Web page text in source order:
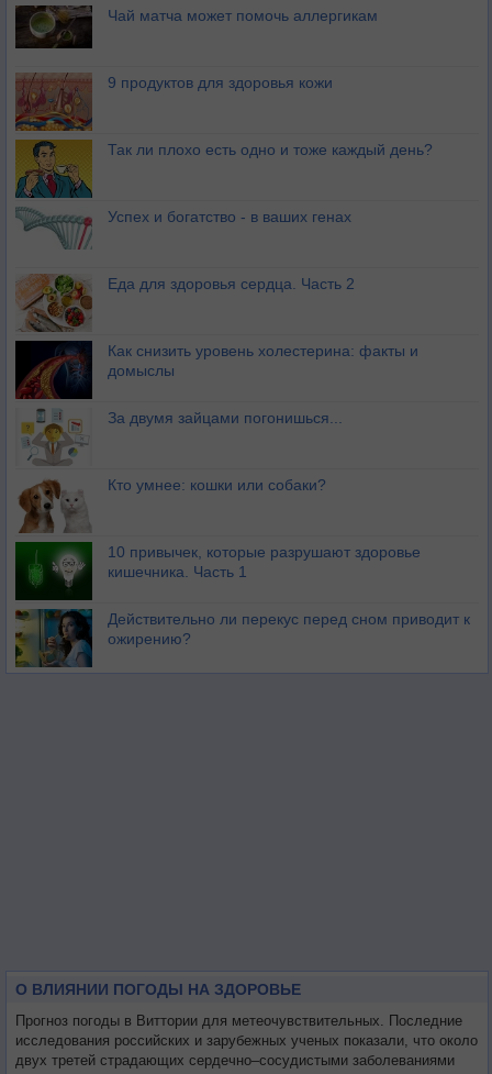
Чай матча может помочь аллергикам
9 продуктов для здоровья кожи
Так ли плохо есть одно и тоже каждый день?
Успех и богатство - в ваших генах
Еда для здоровья сердца. Часть 2
Как снизить уровень холестерина: факты и
домыслы
За двумя зайцами погонишься...
Кто умнее: кошки или собаки?
10 привычек, которые разрушают здоровье
кишечника. Часть 1
Действительно ли перекус перед сном приводит к
ожирению?
О ВЛИЯНИИ ПОГОДЫ НА ЗДОРОВЬЕ
Прогноз погоды в Виттории для метеочувствительных. Последние
исследования российских и зарубежных ученых показали, что около
двух третей страдающих сердечно–сосудистыми заболеваниями